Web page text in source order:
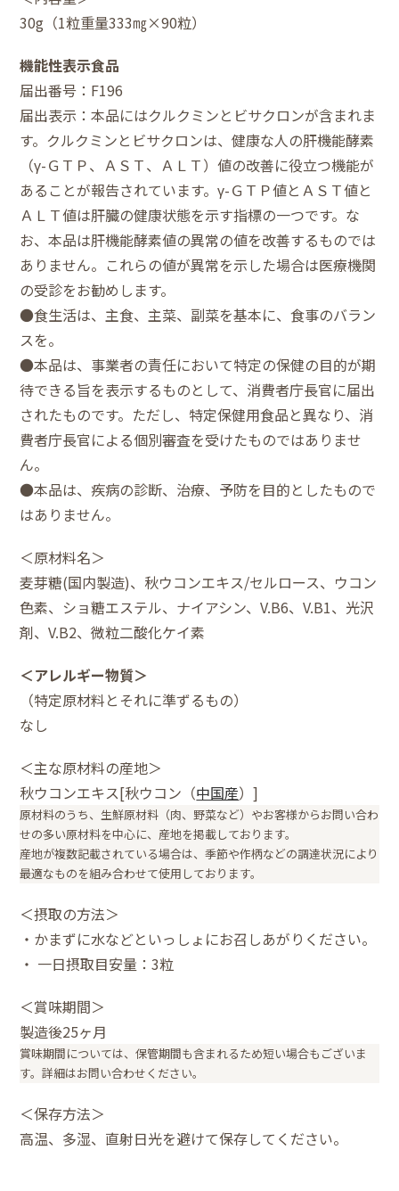
30g（1粒重量333㎎×90粒）
機能性表示食品
届出番号：F196
届出表示：本品にはクルクミンとビサクロンが含まれま
す。クルクミンとビサクロンは、健康な人の肝機能酵素
（γ-ＧＴＰ、ＡＳＴ、ＡＬＴ）値の改善に役立つ機能が
あることが報告されています。γ-ＧＴＰ値とＡＳＴ値と
ＡＬＴ値は肝臓の健康状態を示す指標の一つです。な
お、本品は肝機能酵素値の異常の値を改善するものでは
ありません。これらの値が異常を示した場合は医療機関
の受診をお勧めします。
●食生活は、主食、主菜、副菜を基本に、食事のバラン
スを。
●本品は、事業者の責任において特定の保健の目的が期
待できる旨を表示するものとして、消費者庁長官に届出
されたものです。ただし、特定保健用食品と異なり、消
費者庁長官による個別審査を受けたものではありませ
ん。
●本品は、疾病の診断、治療、予防を目的としたもので
はありません。
＜原材料名＞
麦芽糖(国内製造)、秋ウコンエキス/セルロース、ウコン
色素、ショ糖エステル、ナイアシン、V.B6、V.B1、光沢
剤、V.B2、微粒二酸化ケイ素
＜アレルギー物質＞
（特定原材料とそれに準ずるもの）
なし
＜主な原材料の産地＞
秋ウコンエキス[秋ウコン（中国産）]
原材料のうち、生鮮原材料（肉、野菜など）やお客様からお問い合わ
せの多い原材料を中心に、産地を掲載しております。
産地が複数記載されている場合は、季節や作柄などの調達状況により
最適なものを組み合わせて使用しております。
＜摂取の方法＞
・かまずに水などといっしょにお召しあがりください。
・ 一日摂取目安量：3粒
＜賞味期間＞
製造後25ヶ月
賞味期間については、保管期間も含まれるため短い場合もございま
す。詳細はお問い合わせください。
＜保存方法＞
高温、多湿、直射日光を避けて保存してください。